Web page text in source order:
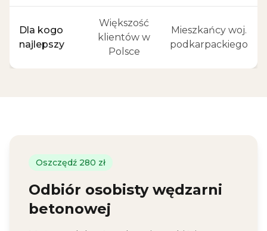
Dla kogo
najlepszy
Większość
klientów w
Polsce
Mieszkańcy woj.
podkarpackiego
Oszczędź 280 zł
Odbiór osobisty wędzarni
betonowej